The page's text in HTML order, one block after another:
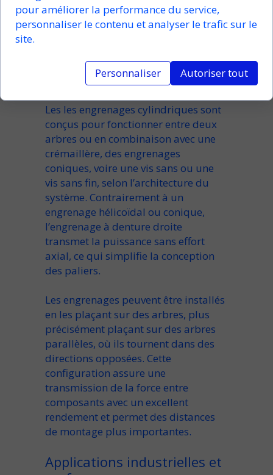
constante, même pour des
engrenages sur mesureou des
Intégration dans les systèmes
mécaniques
Les les engrenages cylindriques sont
conçus pour fonctionnerentre deux
arbres ou en combinaison avec une
crémaillère, des engrenages
coniques, voire une vis sans ou une
vis sans fin, selon l’architecture du
système. Contrairement à un
engrenage hélicoïdal ou conique,
l’engrenage à denture droite
transmet la puissance sans effort
axial, ce qui simplifie la conception
des paliers.
Les engrenages peuvent être installés
en les plaçant sur des arbres, plus
précisément plaçant sur des arbres
parallèles, où ils tournent dans des
directions opposées. Cette
configuration assure une
transmission de la force entre
composants avec un excellent
rendement et permet des distances
de montage plus importantes.
Applications industrielles et
pour améliorer la performance du service,
personnaliser le contenu et analyser le trafic sur le
site.
Personnaliser Autoriser tout